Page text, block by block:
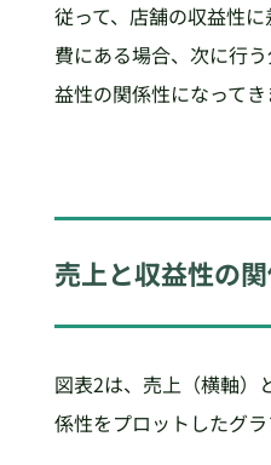
従って、店舗の収益性
費にある場合、次に行
益性の関係性になってき
売上と収益性の
図表2は、売上（横軸）
係性をプロットしたグラ